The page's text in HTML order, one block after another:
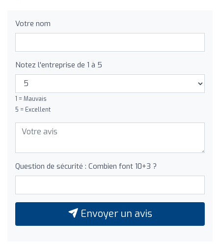
Votre nom
Notez l'entreprise de 1 à 5
1 = Mauvais
5 = Excellent
Question de sécurité : Combien font 10+3 ?
Envoyer un avis